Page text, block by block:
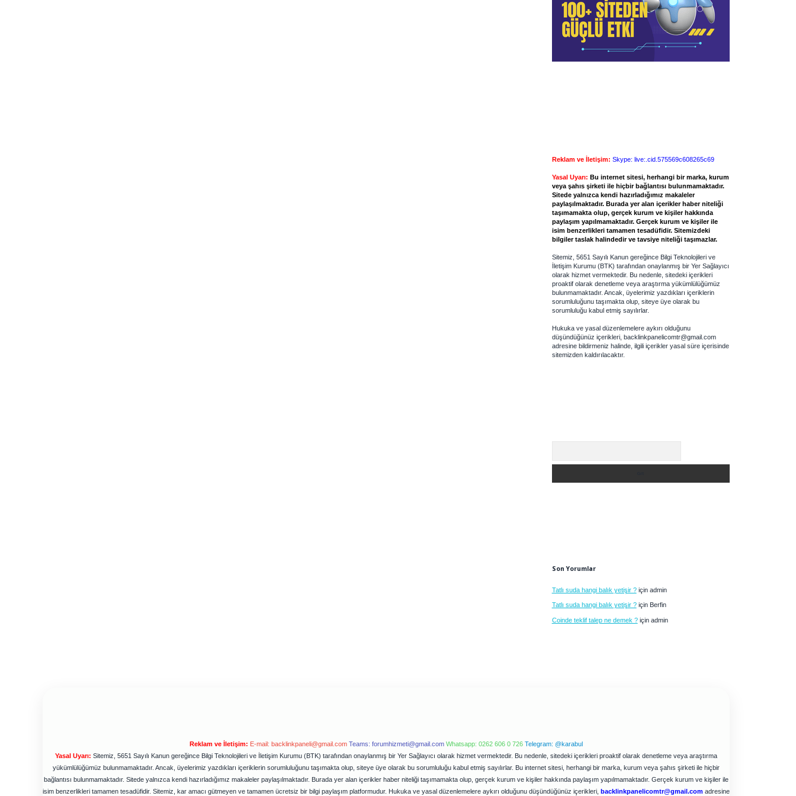
Reklam ve İletişim: Skype: live:.cid.575569c608265c69
Yasal Uyarı: Bu internet sitesi, herhangi bir marka, kurum
veya şahıs şirketi ile hiçbir bağlantısı bulunmamaktadır.
Sitede yalnızca kendi hazırladığımız makaleler
paylaşılmaktadır. Burada yer alan içerikler haber niteliği
taşımamakta olup, gerçek kurum ve kişiler hakkında
paylaşım yapılmamaktadır. Gerçek kurum ve kişiler ile
isim benzerlikleri tamamen tesadüfidir. Sitemizdeki
bilgiler taslak halindedir ve tavsiye niteliği taşımazlar.
Sitemiz, 5651 Sayılı Kanun gereğince Bilgi Teknolojileri ve
İletişim Kurumu (BTK) tarafından onaylanmış bir Yer Sağlayıcı
olarak hizmet vermektedir. Bu nedenle, sitedeki içerikleri
proaktif olarak denetleme veya araştırma yükümlülüğümüz
bulunmamaktadır. Ancak, üyelerimiz yazdıkları içeriklerin
sorumluluğunu taşımakta olup, siteye üye olarak bu
sorumluluğu kabul etmiş sayılırlar.
Hukuka ve yasal düzenlemelere aykırı olduğunu
düşündüğünüz içerikleri, backlinkpanelicomtr@gmail.com
adresine bildirmeniz halinde, ilgili içerikler yasal süre içerisinde
sitemizden kaldırılacaktır.
Son Yorumlar
Tatlı suda hangi balık yetişir ?için admin
Tatlı suda hangi balık yetişir ?için Berfin
Coinde teklif talep ne demek ?için admin
Reklam ve İletişim: E-mail: backlinkpaneli@gmail.com Teams: forumhizmeti@gmail.com Whatsapp: 0262 606 0 726 Telegram: @karabul
Yasal Uyarı: Sitemiz, 5651 Sayılı Kanun gereğince Bilgi Teknolojileri ve İletişim Kurumu (BTK) tarafından onaylanmış bir Yer Sağlayıcı olarak hizmet vermektedir. Bu nedenle, sitedeki içerikleri proaktif olarak denetleme veya araştırma
yükümlülüğümüz bulunmamaktadır. Ancak, üyelerimiz yazdıkları içeriklerin sorumluluğunu taşımakta olup, siteye üye olarak bu sorumluluğu kabul etmiş sayılırlar. Bu internet sitesi, herhangi bir marka, kurum veya şahıs şirketi ile hiçbir
bağlantısı bulunmamaktadır. Sitede yalnızca kendi hazırladığımız makaleler paylaşılmaktadır. Burada yer alan içerikler haber niteliği taşımamakta olup, gerçek kurum ve kişiler hakkında paylaşım yapılmamaktadır. Gerçek kurum ve kişiler ile
isim benzerlikleri tamamen tesadüfidir. Sitemiz, kar amacı gütmeyen ve tamamen ücretsiz bir bilgi paylaşım platformudur. Hukuka ve yasal düzenlemelere aykırı olduğunu düşündüğünüz içerikleri, backlinkpanelicomtr@gmail.com adresine